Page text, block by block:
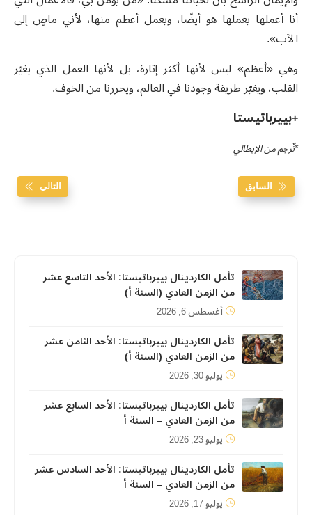
أنا أعملها يعملها هو أيضًا، ويعمل أعظم منها، لأني ماضٍ إلى
الآب».
وهي «أعظم» ليس لأنها أكثر إثارة، بل لأنها العمل الذي يغيّر
القلب، ويغيّر طريقة وجودنا في العالم، ويحررنا من الخوف.
+بييرباتيستا
*تٌرجم من الإيطالي
السابق التالي
تأمل الكاردينال بييرباتيستا: الأحد التاسع عشر
من الزمن العادي (السنة أ)
أغسطس 6, 2026
تأمل الكاردينال بييرباتيستا: الأحد الثامن عشر
من الزمن العادي (السنة أ)
يوليو 30, 2026
تأمل الكاردينال بييرباتيستا: الأحد السابع عشر
من الزمن العادي – السنة أ
يوليو 23, 2026
تأمل الكاردينال بييرباتيستا: الأحد السادس عشر
من الزمن العادي – السنة أ
يوليو 17, 2026